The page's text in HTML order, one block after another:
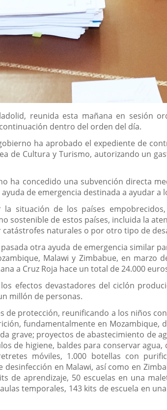
reunida esta mañana en sesión
dentro del orden del día.
ha aprobado el expediente de
de Cultura y Turismo, autorizando un
ha concedido una subvención directa
de emergencia destinada a ayudar
situación de los países
sostenible de estos países, incluida la
naturales o por otro tipo de
otra ayuda de emergencia similar
Malawi y Zimbabue, en marzo
a Cruz Roja hace un total de 24.000
efectos devastadores del ciclón
millón de personas.
de protección, reunificando a los niños
fundamentalmente en
grave; proyectos de abastecimiento de
de higiene, baldes para conservar
móviles, 1.000 botellas con
en Malawi, así como en
de aprendizaje, 50 escuelas en una
temporales, 143 kits de escuela en